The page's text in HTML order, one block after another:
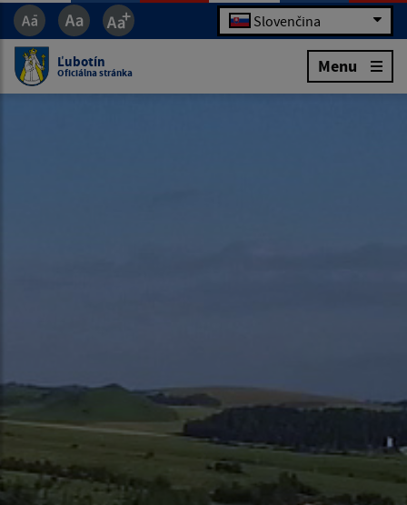
Slovenčina
Ľubotín
Oficiálna stránka Menu